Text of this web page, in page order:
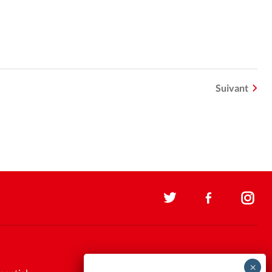
Suivant